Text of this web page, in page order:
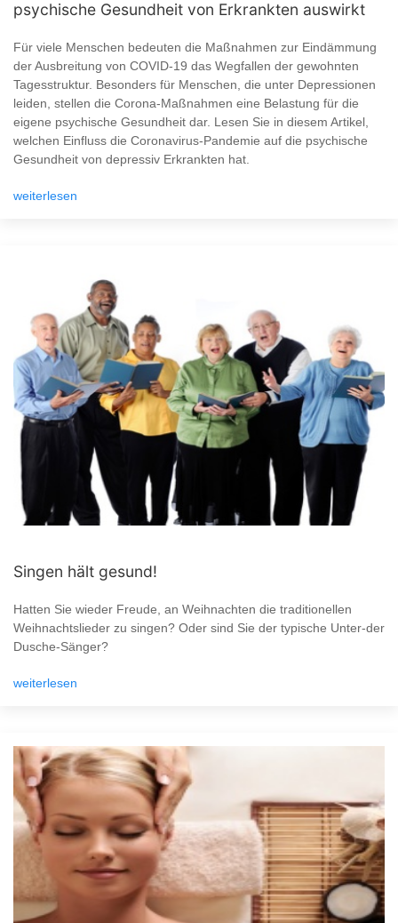
psychische Gesundheit von Erkrankten auswirkt
Für viele Menschen bedeuten die Maßnahmen zur Eindämmung
der Ausbreitung von COVID-19 das Wegfallen der gewohnten
Tagesstruktur. Besonders für Menschen, die unter Depressionen
leiden, stellen die Corona-Maßnahmen eine Belastung für die
eigene psychische Gesundheit dar. Lesen Sie in diesem Artikel,
welchen Einfluss die Coronavirus-Pandemie auf die psychische
Gesundheit von depressiv Erkrankten hat.
weiterlesen
Singen hält gesund!
Hatten Sie wieder Freude, an Weihnachten die traditionellen
Weihnachtslieder zu singen? Oder sind Sie der typische Unter-der
Dusche-Sänger?
weiterlesen